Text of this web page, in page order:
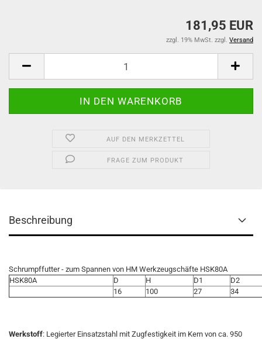
181,95 EUR
zzgl. 19% MwSt. zzgl. Versand
AUF DEN MERKZETTEL
FRAGE ZUM PRODUKT
Beschreibung
Schrumpffutter - zum Spannen von HM Werkzeugschäfte HSK80A
HSK80A
D H D1
D2
16
100 27 34
Werkstoff: Legierter Einsatzstahl mit Zugfestigkeit im Kern von ca. 950